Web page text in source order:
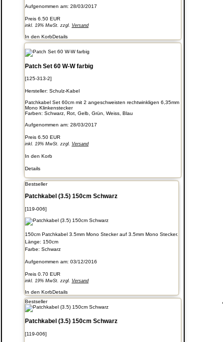
Aufgenommen am: 28/03/2017
Preis 6.50 EUR
inkl. 19% MwSt. zzgl. Versand
In den KorbDetails
Patch Set 60 W-W farbig
[125-313-2]
Hersteller: Schulz-Kabel
Patchkabel Set 60cm mit 2 angeschweisten rechtwinkligen 6,35mm
Mono Klinkenstecker
Farben: Schwarz, Rot, Gelb, Grün, Weiss, Blau
Aufgenommen am: 28/03/2017
Preis 6.50 EUR
inkl. 19% MwSt. zzgl. Versand
In den Korb
Details
Bestseller
Patchkabel (3.5) 150cm Schwarz
[119-006]
150cm Patchkabel 3.5mm Mono Stecker auf 3.5mm Mono Stecker.
Länge: 150cm
Farbe: Schwarz
Aufgenommen am: 03/12/2016
Preis 0.70 EUR
inkl. 19% MwSt. zzgl. Versand
In den KorbDetails
Bestseller
Patchkabel (3.5) 150cm Schwarz
[119-006]